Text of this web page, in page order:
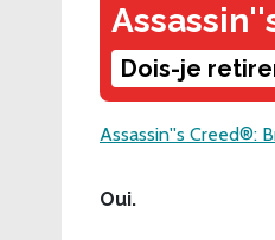
Dois-je
Assassin''s Creed®:
Oui.